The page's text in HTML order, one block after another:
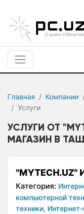
Главная Компании
Услуги
УСЛУГИ ОТ
МАГАЗИН В
Категория:
компьютерной
техники,